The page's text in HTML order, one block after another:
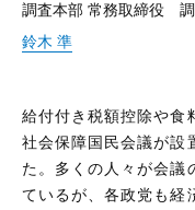
調査本部 常務取締役
鈴木 準
給付付き税額控除や食
社会保障国民会議が設
た。多くの人々が会議
ているが、各政党も経